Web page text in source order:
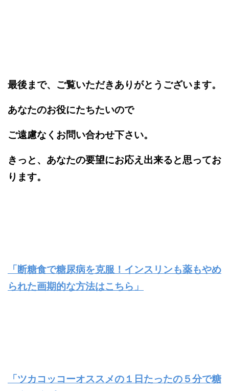
最後まで、ご覧いただきありがとうございます。
あなたのお役にたちたいので
ご遠慮なくお問い合わせ下さい。
きっと、あなたの要望にお応え出来ると思ってお
ります。
「断糖食で糖尿病を克服！インスリンも薬もやめ
られた画期的な方法はこちら」
「ツカコッコーオススメの１日たったの５分で糖